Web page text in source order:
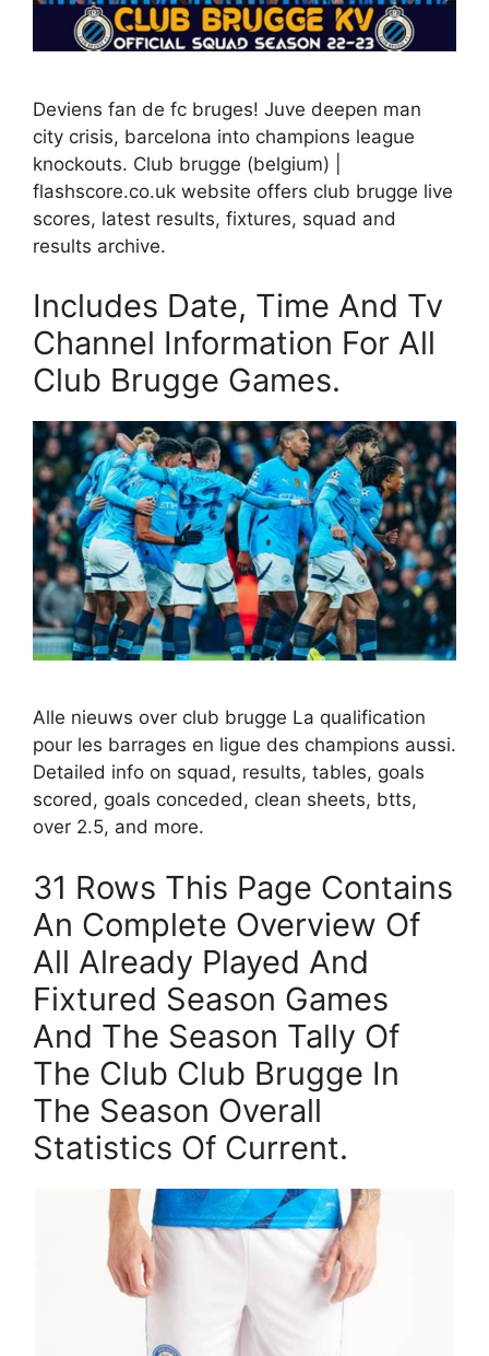
Deviens fan de fc bruges! Juve deepen man
city crisis, barcelona into champions league
knockouts. Club brugge (belgium) |
flashscore.co.uk website offers club brugge live
scores, latest results, fixtures, squad and
results archive.
Includes Date, Time And Tv
Channel Information For All
Club Brugge Games.
Alle nieuws over club brugge La qualification
pour les barrages en ligue des champions aussi.
Detailed info on squad, results, tables, goals
scored, goals conceded, clean sheets, btts,
over 2.5, and more.
31 Rows This Page Contains
An Complete Overview Of
All Already Played And
Fixtured Season Games
And The Season Tally Of
The Club Club Brugge In
The Season Overall
Statistics Of Current.